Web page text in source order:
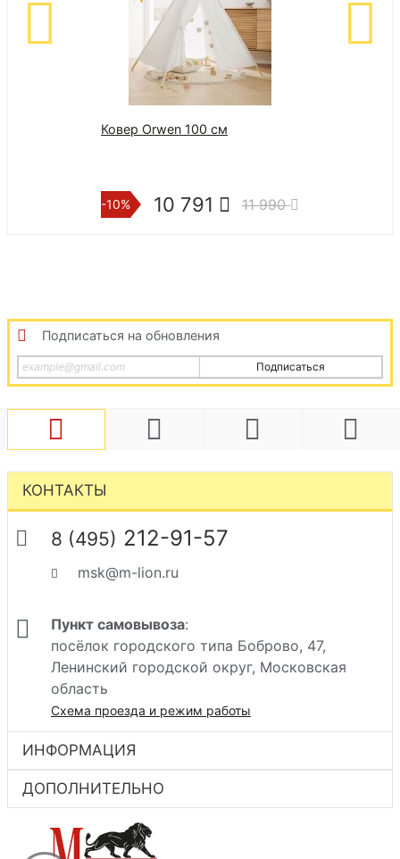
Ковер Orwen 100 см
-10% 10 791 11 990
Подписаться на обновления
Подписаться
КОНТАКТЫ
8 (495) 212-91-57
msk@m-lion.ru
Пункт самовывоза:
посёлок городского типа Боброво, 47,
Ленинский городской округ, Московская
область
Схема проезда и режим работы
ИНФОРМАЦИЯ
ДОПОЛНИТЕЛЬНО